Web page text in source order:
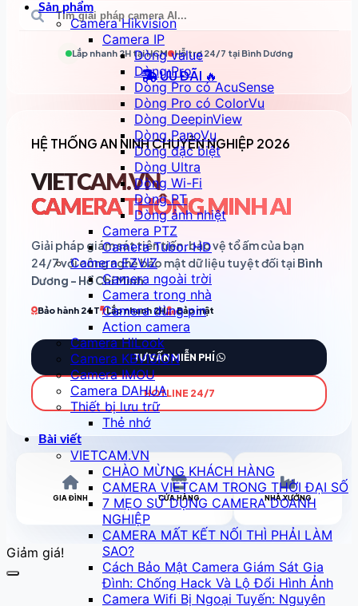
Sản phẩm
Camera Hikvision
Camera IP
Dòng value
Dòng Pro
Dòng Pro có AcuSense
Dòng Pro có ColorVu
Dòng DeepinView
Dòng PanoVu
Dòng đặc biệt
Dòng Ultra
Dòng Wi-Fi
Dòng PT
Dòng ảnh nhiệt
Camera PTZ
Camera Tubor HD
Camera EZVIZ
Camera ngoài trời
Camera trong nhà
Camera dùng pin
Action camera
Camera HiLook
Camera KBVISION
Camera IMOU
Camera DAHUA
Thiết bị lưu trữ
Thẻ nhớ
Bài viết
VIETCAM.VN
CHÀO MỪNG KHÁCH HÀNG
CAMERA VIETCAM TRONG THỜI ĐẠI SỐ
7 MẸO SỬ DỤNG CAMERA DOANH
NGHIỆP
CAMERA MẤT KẾT NỐI THÌ PHẢI LÀM
SAO?
Cách Bảo Mật Camera Giám Sát Gia
Đình: Chống Hack Và Lộ Đổi Hình Ảnh
Camera Wifi Bị Ngoại Tuyến: Nguyên
Lắp nhanh 2H tạiHCM Hỗ trợ 24/7 tại Bình Dương
ƯU ĐÃI 🔥
HỆ THỐNG AN NINH CHUYÊN NGHIỆP 2026
VIETCAM.VN
CAMERA THÔNG MINH AI
Giải pháp giám sát tiên tiến, bảo vệ tổ ấm của bạn
24/7 với công nghệ bảo mật dữ liệu tuyệt đối tại Bình
Dương - Hồ Chí Minh.
Bảo hành 24T Lắp nhanh 2H Bảo mật
TƯ VẤN MIỄN PHÍ
HOTLINE 24/7
GIA ĐÌNH CỬA HÀNG NHÀ XƯỞNG
Giảm giá!